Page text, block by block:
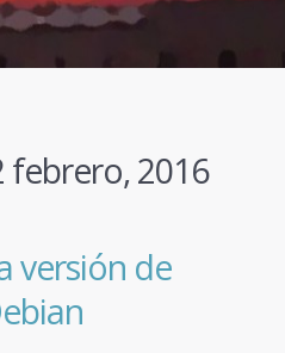
febrero, 2016
versión de